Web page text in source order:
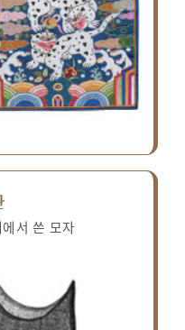
서 쓴 모자